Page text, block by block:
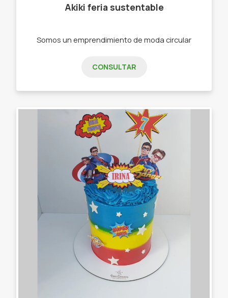
Akiki feria sustentable
Somos un emprendimiento de moda circular
CONSULTAR